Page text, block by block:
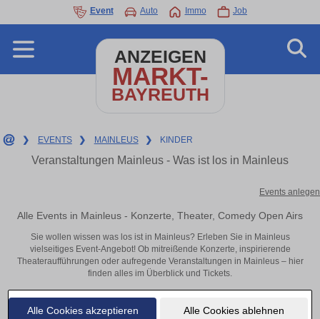
Alle Cookies akzeptieren Alle Cookies ablehnen
Event Auto Immo Job
ANZEIGEN
MARKT-
BAYREUTH
❯ EVENTS ❯ MAINLEUS ❯ KINDER
Veranstaltungen Mainleus - Was ist los in Mainleus
Events anlegen
Alle Events in Mainleus - Konzerte, Theater, Comedy Open Airs
Sie wollen wissen was los ist in Mainleus? Erleben Sie in Mainleus
vielseitiges Event-Angebot! Ob mitreißende Konzerte, inspirierende
Theateraufführungen oder aufregende Veranstaltungen in Mainleus – hier
finden alles im Überblick und Tickets.